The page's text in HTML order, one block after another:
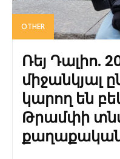
OTHER
Ռեյ Դալիո.
միջանկյալ
կարող են
Թրամփի